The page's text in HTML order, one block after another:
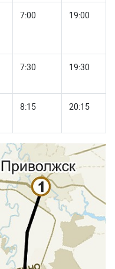
7:00 19:00
7:30 19:30
8:15 20:15